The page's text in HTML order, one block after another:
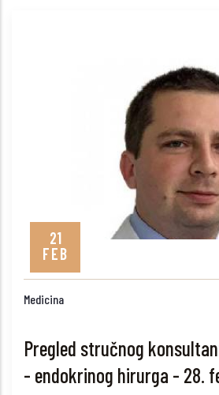
21
FEB
Medicina
Pregled stručnog
- endokrinog hirurga - 28.